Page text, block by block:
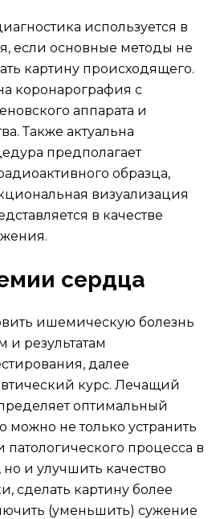
используется в
если основные методы не
картину происходящего.
коронарография с
аппарата и
Также актуальна
предполагает
образца,
визуализация
в качестве
сердца
ишемическую болезнь
и результатам
далее
курс. Лечащий
оптимальный
можно не только устранить
процесса в
и улучшить качество
сделать картину более
(уменьшить) сужение